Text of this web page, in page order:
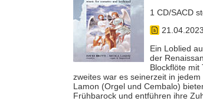
1 CD/SACD
21.04.2023
Ein Loblied
der
Blockflöte mit
zweites war es seinerzeit in
Lamon (Orgel und Cembalo)
Frühbarock und entführen ihre